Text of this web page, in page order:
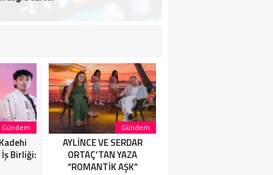
BÜYÜK ALKIŞ
Gündem
Birliği:
Gündem
AYLİNCE VE SERDAR
ORTAÇ’TAN YAZA
“ROMANTİK AŞK”